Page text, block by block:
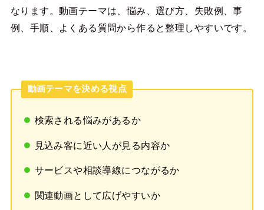
なります。動画テーマは、悩み、選び方、失敗例、事
例、手順、よくある質問から作ると整理しやすいです。
動画テーマを決める視点
検索される悩みがあるか
見込み客に近い人が見る内容か
サービスや相談導線につながるか
関連動画として広げやすいか